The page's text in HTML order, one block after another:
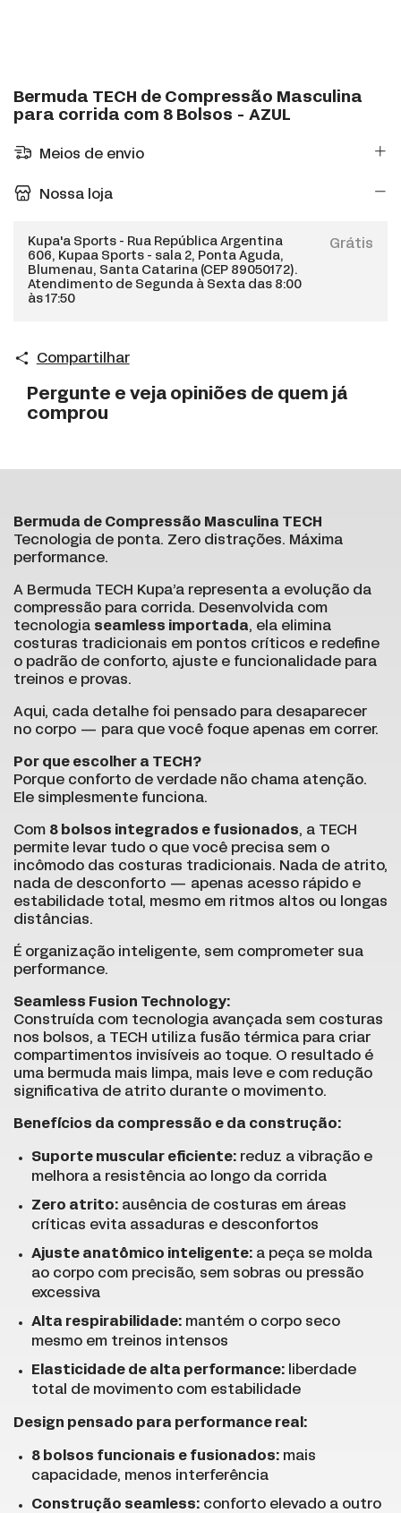
Bermuda TECH de Compressão Masculina
para corrida com 8 Bolsos - AZUL
Meios de envio
Nossa loja
Kupa'a Sports - Rua República Argentina
606, Kupaa Sports - sala 2, Ponta Aguda,
Blumenau, Santa Catarina (CEP 89050172).
Atendimento de Segunda à Sexta das 8:00
às 17:50
Grátis
Compartilhar
Pergunte e veja opiniões de quem já
comprou
Bermuda de Compressão Masculina TECH
Tecnologia de ponta. Zero distrações. Máxima
performance.
A Bermuda TECH Kupa’a representa a evolução da
compressão para corrida. Desenvolvida com
tecnologia seamless importada, ela elimina
costuras tradicionais em pontos críticos e redefine
o padrão de conforto, ajuste e funcionalidade para
treinos e provas.
Aqui, cada detalhe foi pensado para desaparecer
no corpo — para que você foque apenas em correr.
Por que escolher a TECH?
Porque conforto de verdade não chama atenção.
Ele simplesmente funciona.
Com 8 bolsos integrados e fusionados, a TECH
permite levar tudo o que você precisa sem o
incômodo das costuras tradicionais. Nada de atrito,
nada de desconforto — apenas acesso rápido e
estabilidade total, mesmo em ritmos altos ou longas
distâncias.
É organização inteligente, sem comprometer sua
performance.
Seamless Fusion Technology:
Construída com tecnologia avançada sem costuras
nos bolsos, a TECH utiliza fusão térmica para criar
compartimentos invisíveis ao toque. O resultado é
uma bermuda mais limpa, mais leve e com redução
significativa de atrito durante o movimento.
Benefícios da compressão e da construção:
Suporte muscular eficiente: reduz a vibração e
melhora a resistência ao longo da corrida
Zero atrito: ausência de costuras em áreas
críticas evita assaduras e desconfortos
Ajuste anatômico inteligente: a peça se molda
ao corpo com precisão, sem sobras ou pressão
excessiva
Alta respirabilidade: mantém o corpo seco
mesmo em treinos intensos
Elasticidade de alta performance: liberdade
total de movimento com estabilidade
Design pensado para performance real:
8 bolsos funcionais e fusionados: mais
capacidade, menos interferência
Construção seamless: conforto elevado a outro